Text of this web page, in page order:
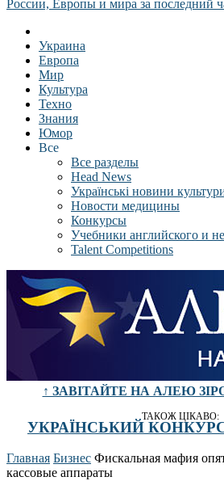
Украина
Европа
Мир
Культура
Техно
Знания
Юмор
Все
Все разделы
Head News
Українські новини
Новости медицины
Конкурсы
Учебники английского и
Talent Competitions
↑ ЗАВІТАЙТЕ НА АЛЕЮ
ТАКОЖ ЦІКАВО:
УКРАЇНСЬКИЙ
Главная Бизнес Фискальная мафия
кассовые аппараты